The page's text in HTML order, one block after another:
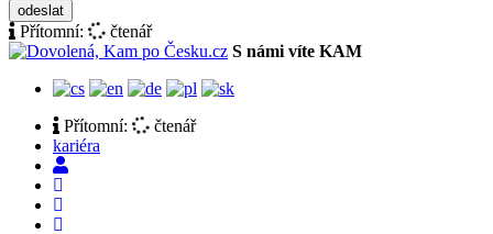
odeslat
Přítomní:
čtenář
S námi víte KAM
Přítomní:
čtenář
kariéra